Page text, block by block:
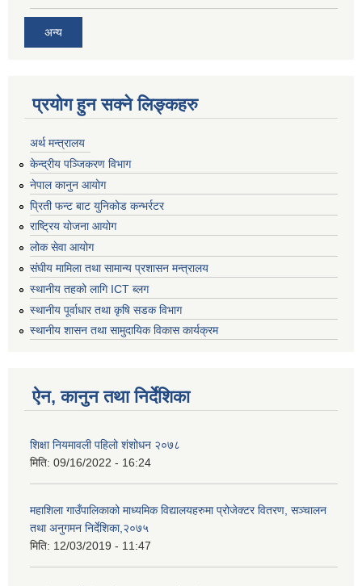
अन्य
प्रयोग हुन सक्ने लिङ्कहरु
अर्थ मन्त्रालय
केन्द्रीय पञ्जिकरण विभाग
नेपाल कानुन आयोग
प्रिती फन्ट बाट युनिकोड कन्भर्रटर
राष्ट्रिय योजना आयोग
लोक सेवा आयोग
संघीय मामिला तथा सामान्य प्रशासन मन्त्रालय
स्थानीय तहको लागि ICT ब्लग
स्थानीय पूर्वाधार तथा कृषि सडक विभाग
स्थानीय शासन तथा सामुदायिक विकास कार्यक्रम
ऐन, कानुन तथा निर्देशिका
शिक्षा नियमावली पहिलो शंशोधन २०७८
मिति: 09/16/2022 - 16:24
महाशिला गाउँपालिकाको माध्यमिक विद्यालयहरुमा प्रोजेक्टर वितरण, सञ्चालन
तथा अनुगमन निर्देशिका,२०७५
मिति: 12/03/2019 - 11:47